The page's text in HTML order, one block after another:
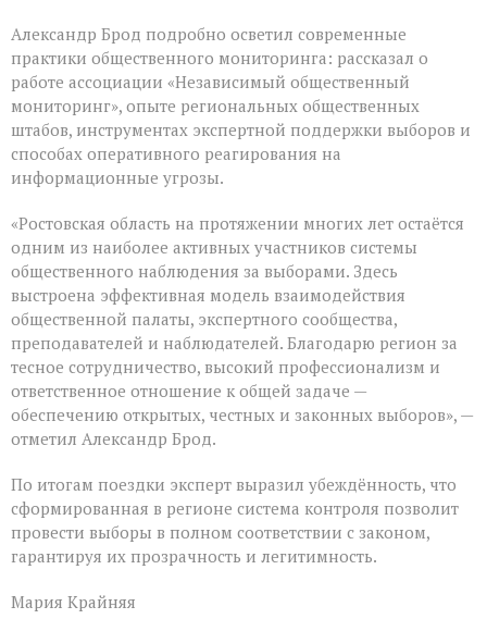
Александр Брод подробно осветил современные
практики общественного мониторинга: рассказал о
работе ассоциации «Независимый общественный
мониторинг», опыте региональных общественных
штабов, инструментах экспертной поддержки выборов и
способах оперативного реагирования на
информационные угрозы.
«Ростовская область на протяжении многих лет остаётся
одним из наиболее активных участников системы
общественного наблюдения за выборами. Здесь
выстроена эффективная модель взаимодействия
общественной палаты, экспертного сообщества,
преподавателей и наблюдателей. Благодарю регион за
тесное сотрудничество, высокий профессионализм и
ответственное отношение к общей задаче —
обеспечению открытых, честных и законных выборов», —
отметил Александр Брод.
По итогам поездки эксперт выразил убеждённость, что
сформированная в регионе система контроля позволит
провести выборы в полном соответствии с законом,
гарантируя их прозрачность и легитимность.
Мария Крайняя